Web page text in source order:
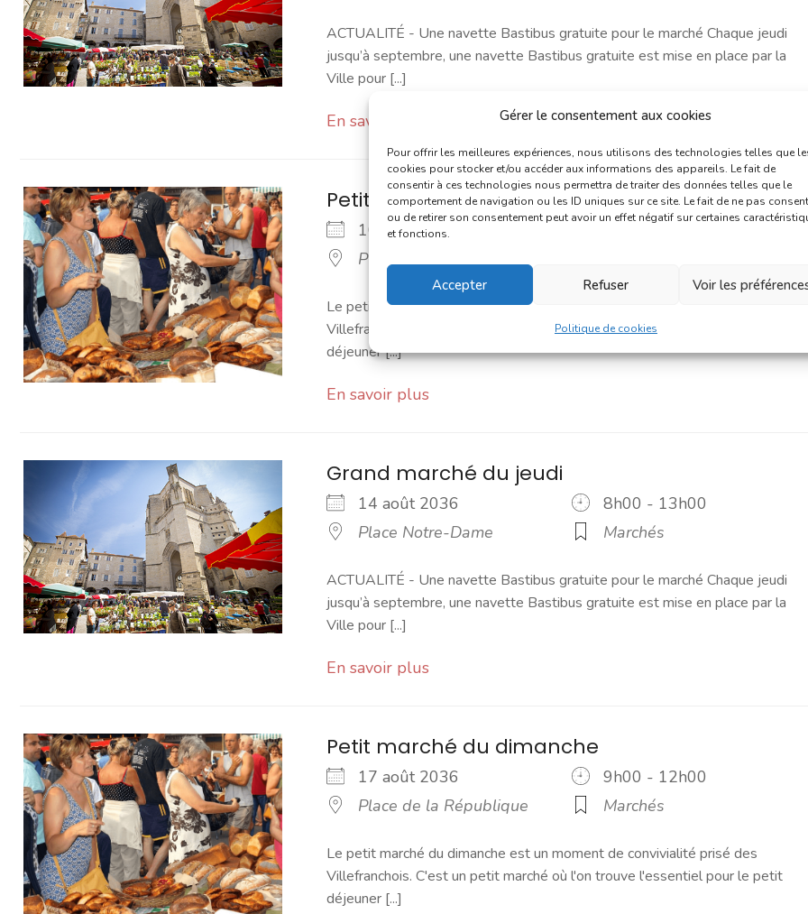
Gérer le consentement aux cookies
Pour offrir les meilleures expériences, nous utilisons des technologies telles que
cookies pour stocker et/ou accéder aux informations des appareils. Le fait de
consentir à ces technologies nous permettra de traiter des données telles que le
comportement de navigation ou les ID uniques sur ce site. Le fait de ne pas
ou de retirer son consentement peut avoir un effet négatif sur certaines
et fonctions.
Accepter Refuser Voir les
Politique de cookies
ACTUALITÉ - Une navette Bastibus gratuite pour le marché Chaque jeudi
jusqu’à septembre, une navette Bastibus gratuite est mise en place par la
Ville pour [...]
En savoir plus
Petit marché du dimanche
10 août 2036
9h00 - 12h00
Place de la République
Le petit marché du dimanche est un moment de convivialité prisé des
Villefranchois. C'est un petit marché où l'on trouve l'essentiel pour le petit
déjeuner [...]
En savoir plus
Grand marché du jeudi
14 août 2036
8h00 - 13h00
Place Notre-Dame
Marchés
ACTUALITÉ - Une navette Bastibus gratuite pour le marché Chaque jeudi
jusqu’à septembre, une navette Bastibus gratuite est mise en place par la
Ville pour [...]
En savoir plus
Petit marché du dimanche
17 août 2036
9h00 - 12h00
Place de la République
Marchés
Le petit marché du dimanche est un moment de convivialité prisé des
Villefranchois. C'est un petit marché où l'on trouve l'essentiel pour le petit
déjeuner [...]